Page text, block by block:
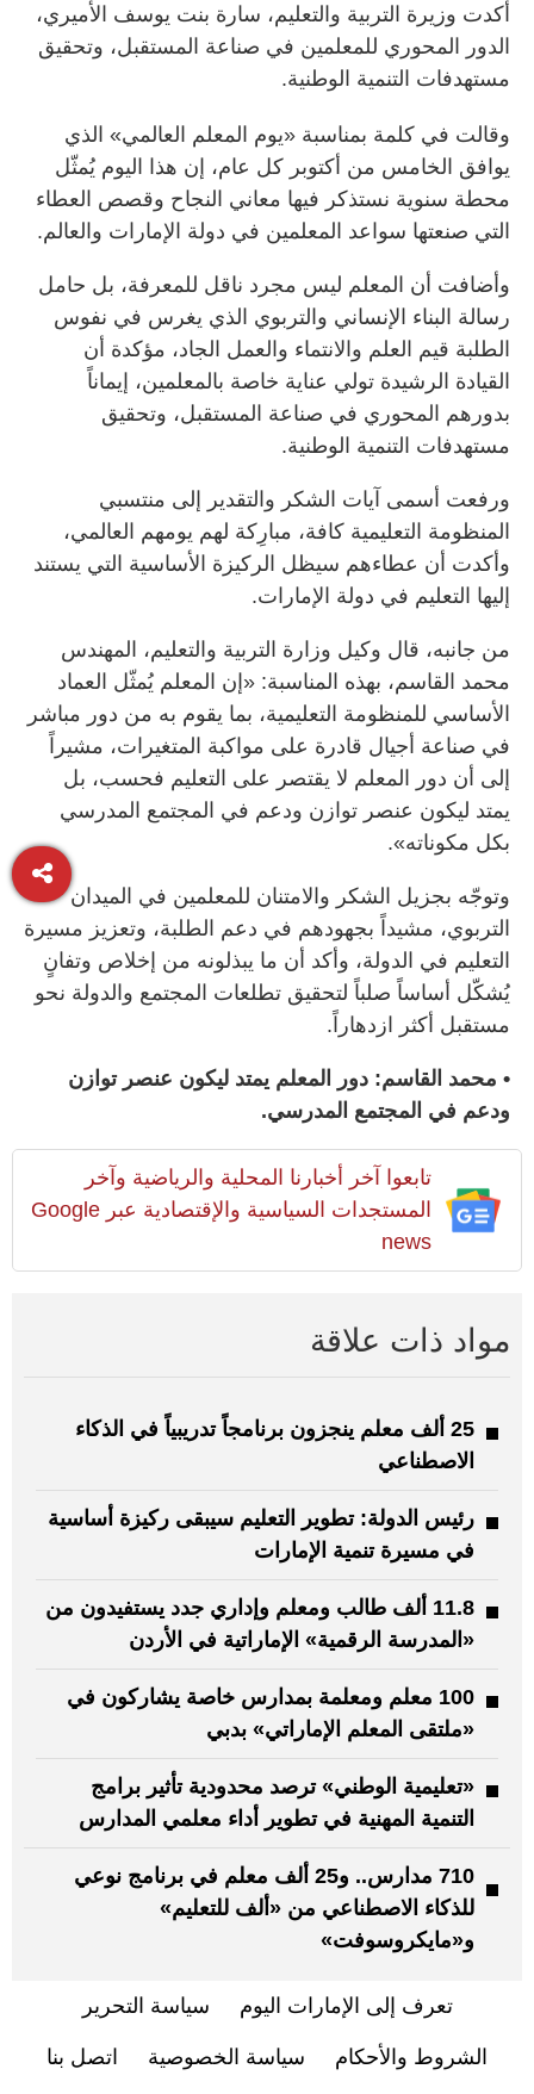
أكدت وزيرة التربية والتعليم، سارة بنت يوسف الأميري،
الدور المحوري للمعلمين في صناعة المستقبل، وتحقيق
مستهدفات التنمية الوطنية.
وقالت في كلمة بمناسبة «يوم المعلم العالمي» الذي
يوافق الخامس من أكتوبر كل عام، إن هذا اليوم يُمثّل
محطة سنوية نستذكر فيها معاني النجاح وقصص العطاء
التي صنعتها سواعد المعلمين في دولة الإمارات والعالم.
وأضافت أن المعلم ليس مجرد ناقل للمعرفة، بل حامل
رسالة البناء الإنساني والتربوي الذي يغرس في نفوس
الطلبة قيم العلم والانتماء والعمل الجاد، مؤكدة أن
القيادة الرشيدة تولي عناية خاصة بالمعلمين، إيماناً
بدورهم المحوري في صناعة المستقبل، وتحقيق
مستهدفات التنمية الوطنية.
ورفعت أسمى آيات الشكر والتقدير إلى منتسبي
المنظومة التعليمية كافة، مبارِكة لهم يومهم العالمي،
وأكدت أن عطاءهم سيظل الركيزة الأساسية التي يستند
إليها التعليم في دولة الإمارات.
من جانبه، قال وكيل وزارة التربية والتعليم، المهندس
محمد القاسم، بهذه المناسبة: «إن المعلم يُمثّل العماد
الأساسي للمنظومة التعليمية، بما يقوم به من دور مباشر
في صناعة أجيال قادرة على مواكبة المتغيرات، مشيراً
إلى أن دور المعلم لا يقتصر على التعليم فحسب، بل
يمتد ليكون عنصر توازن ودعم في المجتمع المدرسي
بكل مكوناته».
وتوجّه بجزيل الشكر والامتنان للمعلمين في الميدان
التربوي، مشيداً بجهودهم في دعم الطلبة، وتعزيز مسيرة
التعليم في الدولة، وأكد أن ما يبذلونه من إخلاص وتفانٍ
يُشكّل أساساً صلباً لتحقيق تطلعات المجتمع والدولة نحو
مستقبل أكثر ازدهاراً.
• محمد القاسم: دور المعلم يمتد ليكون عنصر توازن
ودعم في المجتمع المدرسي.
تابعوا آخر أخبارنا المحلية والرياضية وآخر
المستجدات السياسية والإقتصادية عبر Google
news
مواد ذات علاقة
25 ألف معلم ينجزون برنامجاً تدريبياً في الذكاء
الاصطناعي
رئيس الدولة: تطوير التعليم سيبقى ركيزة أساسية
في مسيرة تنمية الإمارات
11.8 ألف طالب ومعلم وإداري جدد يستفيدون من
«المدرسة الرقمية» الإماراتية في الأردن
100 معلم ومعلمة بمدارس خاصة يشاركون في
«ملتقى المعلم الإماراتي» بدبي
«تعليمية الوطني» ترصد محدودية تأثير برامج
التنمية المهنية في تطوير أداء معلمي المدارس
710 مدارس.. و25 ألف معلم في برنامج نوعي
للذكاء الاصطناعي من «ألف للتعليم»
و«مايكروسوفت»
تعرف إلى الإمارات اليوم سياسة التحرير
الشروط والأحكام سياسة الخصوصية اتصل بنا